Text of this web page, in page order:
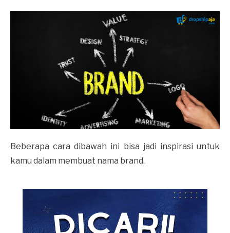
Beberapa cara dibawah ini bisa jadi inspirasi untuk
kamu dalam membuat nama brand.